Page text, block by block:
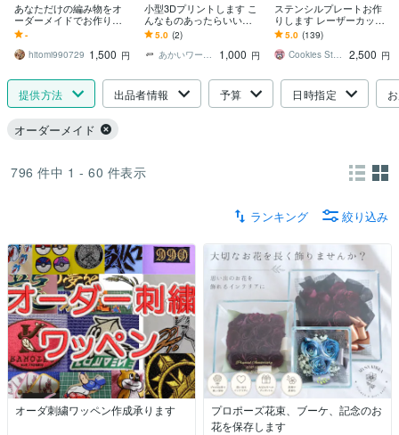
あなただけの編み物をオ
ーダーメイドでお作りし
ます 小物からウェアまで
対応します写真から作品
をお作りします
-
hitomi990729 1,500 円
小型3Dプリントします こ
んなものあったらいいな
を実現します。
5.0 (2)
あかいワークショップ
1,000 円
ステンシルプレートお作
りします レーザーカッタ
ーで細かい模様のステン
シルプレート作れます♪
5.0 (139)
Cookies Stamp
2,500 円
提供方法 出品者情報 予算 日時指定
オーダーメイド
796 件中 1 - 60 件表示
ランキング 絞り込み
オーダ刺繍ワッペン作成承ります
プロポーズ花束、ブーケ、記念のお
花を保存します